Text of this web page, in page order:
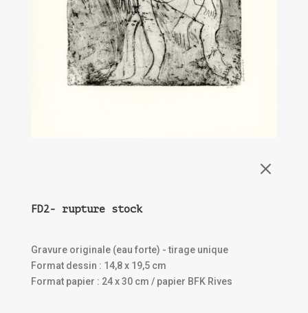
M
FD2- rupture stock
Gravure originale (eau forte) - tirage unique
Format dessin : 14,8 x 19,5 cm
Format papier : 24 x 30 cm / papier BFK Rives